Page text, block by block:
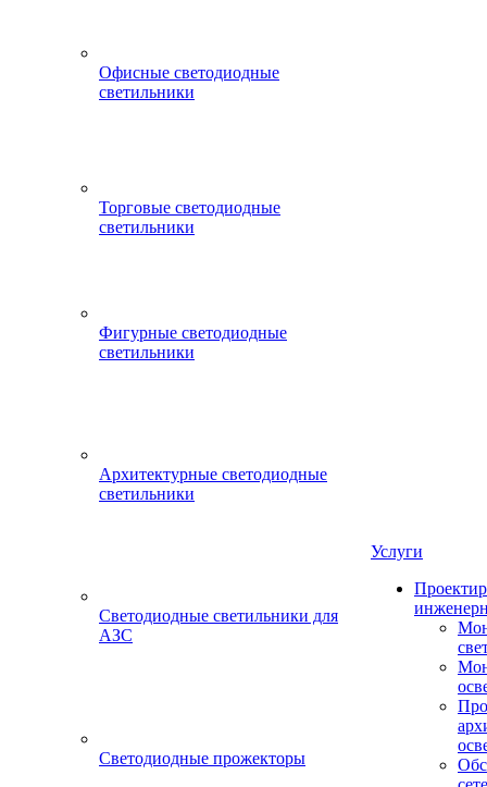
Офисные светодиодные
светильники
Торговые светодиодные
светильники
Фигурные светодиодные
светильники
Архитектурные светодиодные
светильники
Светодиодные светильники для
АЗС
Светодиодные прожекторы
Услуги